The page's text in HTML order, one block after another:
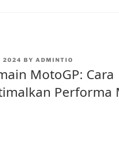
2024 BY ADMINTIO
MotoGP: Cara
Performa